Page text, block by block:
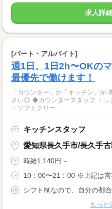
求人詳
[パート・アルバイト]
週1日、1日2h〜OKの
最優先で働けます！
「カウンター」か「キッチン」か
さい◎ ◆カウンタースタッフ ・レジでの接客、注文 ・ドリンク作り
・ソフトクリー...
キッチンスタッフ
愛知県長久手市/長久手古
時給1,140円～
10：00〜21：00 ※上記は営
シフト制なので、自分の都
もっと